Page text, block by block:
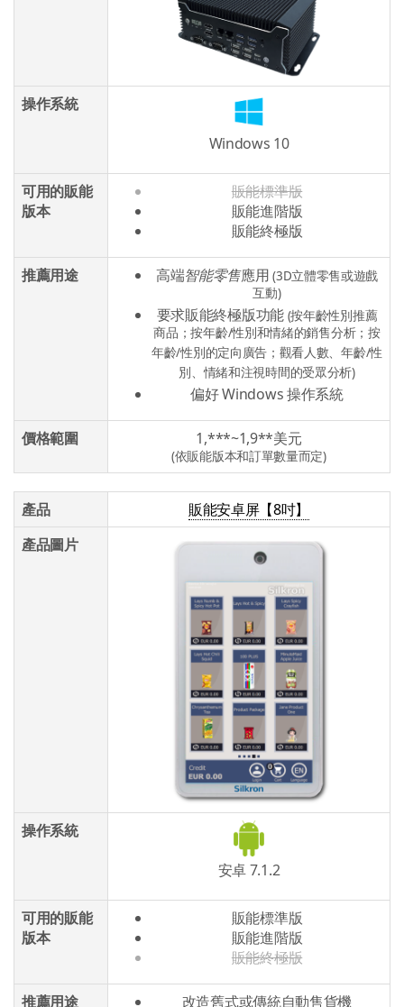
操作系統
Windows 10
可用的販能
版本
販能標準版
販能進階版
販能終極版
推薦用途 高端智能零售應用(3D立體零售或遊戲
互動)
要求販能終極版功能 (按年齡性別推薦
商品；按年齡/性別和情緒的銷售分析；按
年齡/性別的定向廣告；觀看人數、年齡/性
別、情緒和注視時間的受眾分析)
偏好 Windows 操作系統
價格範圍 1,***~1,9**美元
(依販能版本和訂單數量而定)
產品
販能安卓屏【8吋】
產品圖片
操作系統
安卓 7.1.2
可用的販能
版本
販能標準版
販能進階版
販能終極版
推薦用途 改造舊式或傳統自動售貨機